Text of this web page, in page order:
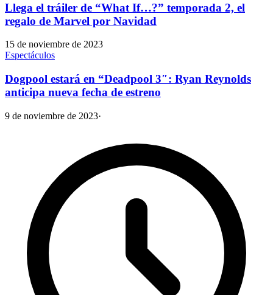
Llega el tráiler de “What If…?” temporada 2, el
regalo de Marvel por Navidad
15 de noviembre de 2023
Espectáculos
Dogpool estará en “Deadpool 3″: Ryan Reynolds
anticipa nueva fecha de estreno
9 de noviembre de 2023·